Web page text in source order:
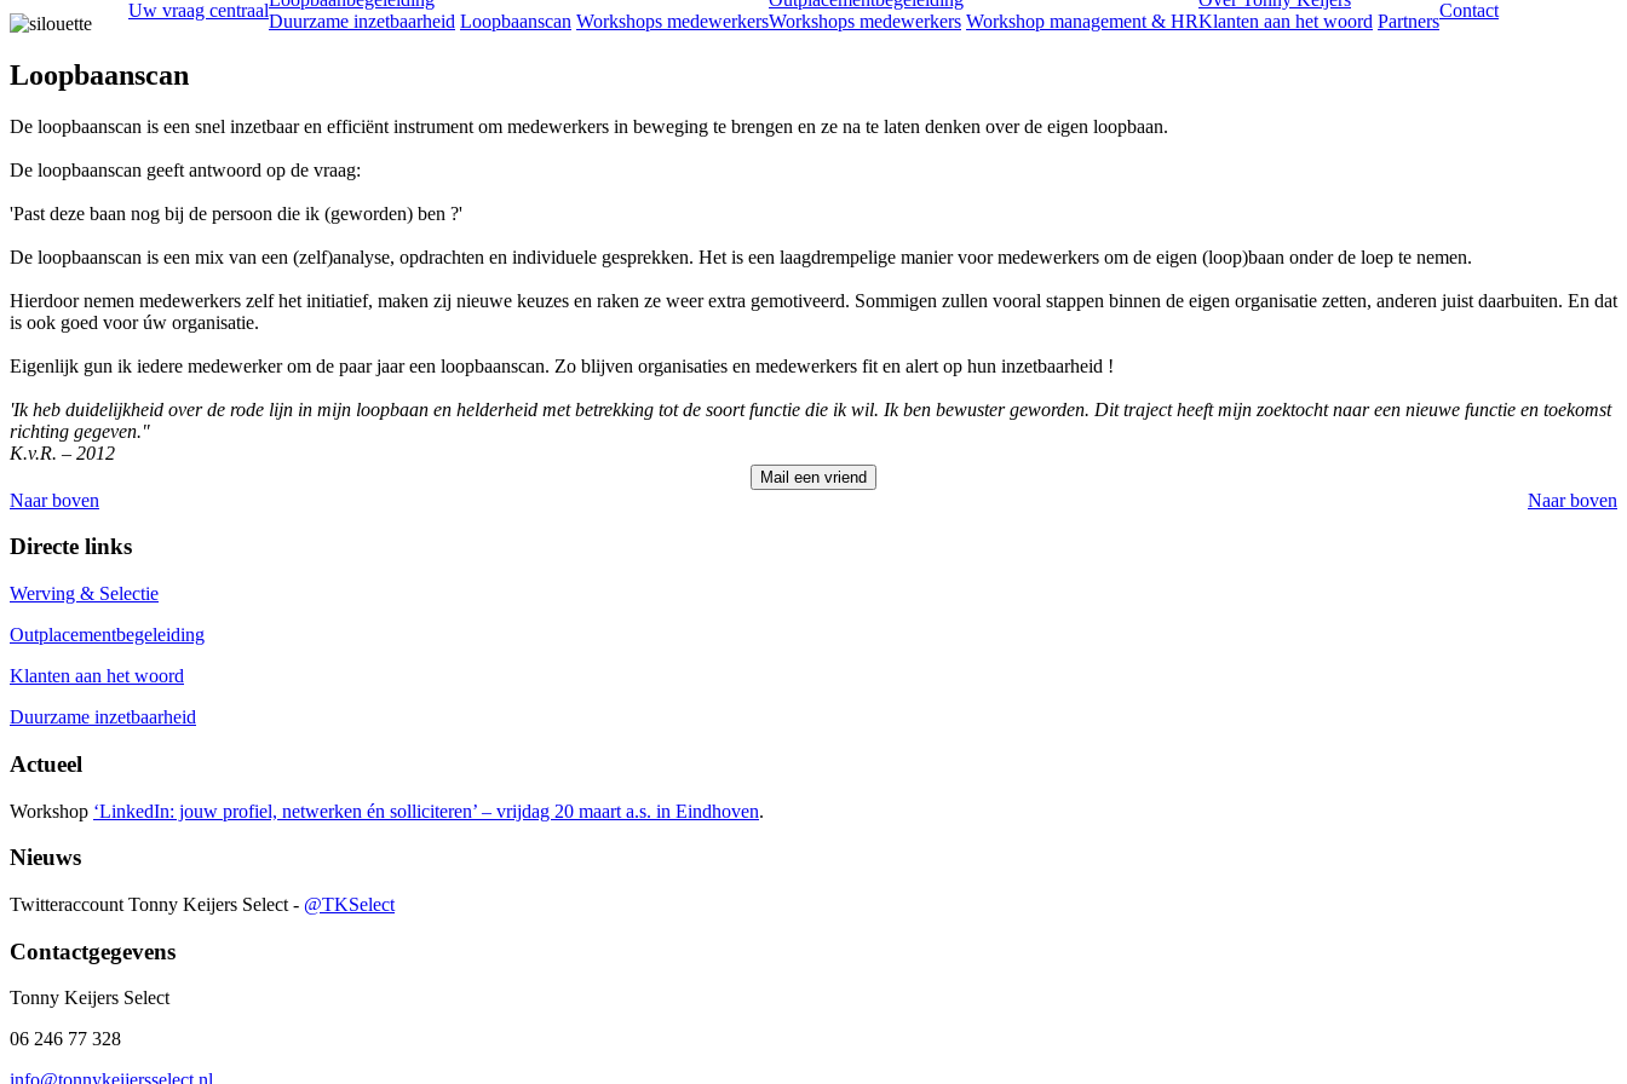
Uw vraag centraal
Duurzame inzetbaarheid Loopbaanscan Workshops medewerkersWorkshops medewerkers Workshop management & HRKlanten aan het woord Partners
Contact
Loopbaanscan
De loopbaanscan is een snel inzetbaar en efficiënt instrument om medewerkers in beweging te brengen en ze na te laten denken over de eigen loopbaan.
De loopbaanscan geeft antwoord op de vraag:
'Past deze baan nog bij de persoon die ik (geworden) ben ?'
De loopbaanscan is een mix van een (zelf)analyse, opdrachten en individuele gesprekken. Het is een laagdrempelige manier voor medewerkers om de eigen (loop)baan onder de loep te nemen.
Hierdoor nemen medewerkers zelf het initiatief, maken zij nieuwe keuzes en raken ze weer extra gemotiveerd. Sommigen zullen vooral stappen binnen de eigen organisatie zetten, anderen juist daarbuiten. En dat
is ook goed voor úw organisatie.
Eigenlijk gun ik iedere medewerker om de paar jaar een loopbaanscan. Zo blijven organisaties en medewerkers fit en alert op hun inzetbaarheid !
'Ik heb duidelijkheid over de rode lijn in mijn loopbaan en helderheid met betrekking tot de soort functie die ik wil. Ik ben bewuster geworden. Dit traject heeft mijn zoektocht naar een nieuwe functie en toekomst
richting gegeven."
K.v.R. – 2012
Naar boven Naar boven
Directe links
Werving & Selectie
Outplacementbegeleiding
Klanten aan het woord
Duurzame inzetbaarheid
Actueel
Workshop ‘LinkedIn: jouw profiel, netwerken én solliciteren’ – vrijdag 20 maart a.s. in Eindhoven.
Nieuws
Twitteraccount Tonny Keijers Select - @TKSelect
Contactgegevens
Tonny Keijers Select
06 246 77 328